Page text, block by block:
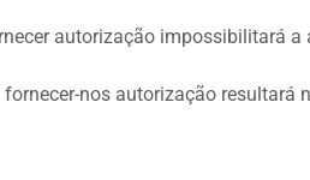
autorização impossibilitará a
nos autorização resultará